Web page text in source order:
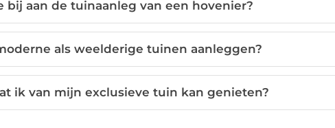
bij aan de tuinaanleg van een hovenier?
als weelderige tuinen aanleggen?
ik van mijn exclusieve tuin kan genieten?